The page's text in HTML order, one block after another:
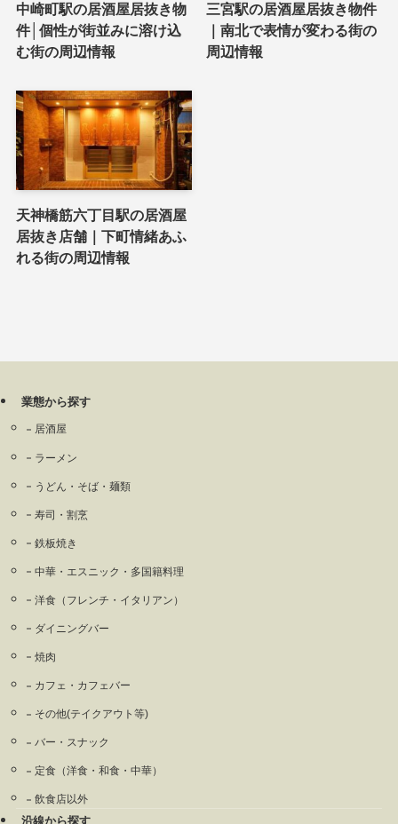
中崎町駅の居酒屋居抜き物
件│個性が街並みに溶け込
む街の周辺情報
三宮駅の居酒屋居抜き物件
｜南北で表情が変わる街の
周辺情報
天神橋筋六丁目駅の居酒屋
居抜き店舗｜下町情緒あふ
れる街の周辺情報
業態から探す
居酒屋
ラーメン
うどん・そば・麺類
寿司・割烹
鉄板焼き
中華・エスニック・多国籍料理
洋食（フレンチ・イタリアン）
ダイニングバー
焼肉
カフェ・カフェバー
その他(テイクアウト等)
バー・スナック
定食（洋食・和食・中華）
飲食店以外
沿線から探す